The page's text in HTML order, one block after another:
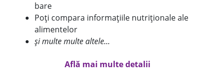
bare
Poți compara informațiile nutriționale ale
alimentelor
și multe multe altele...
Află mai multe detalii